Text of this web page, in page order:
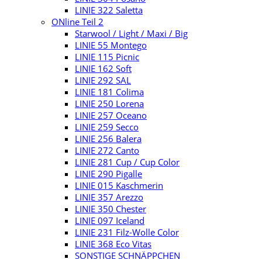
LINIE 322 Saletta
ONline Teil 2
Starwool / Light / Maxi / Big
LINIE 55 Montego
LINIE 115 Picnic
LINIE 162 Soft
LINIE 292 SAL
LINIE 181 Colima
LINIE 250 Lorena
LINIE 257 Oceano
LINIE 259 Secco
LINIE 256 Balera
LINIE 272 Canto
LINIE 281 Cup / Cup Color
LINIE 290 Pigalle
LINIE 015 Kaschmerin
LINIE 357 Arezzo
LINIE 350 Chester
LINIE 097 Iceland
LINIE 231 Filz-Wolle Color
LINIE 368 Eco Vitas
SONSTIGE SCHNÄPPCHEN